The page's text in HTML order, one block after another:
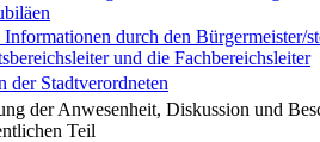
durch den Bürgermeister/
und die Fachbereichsleiter
der Stadtverordneten
der Anwesenheit, Diskussion und
Teil